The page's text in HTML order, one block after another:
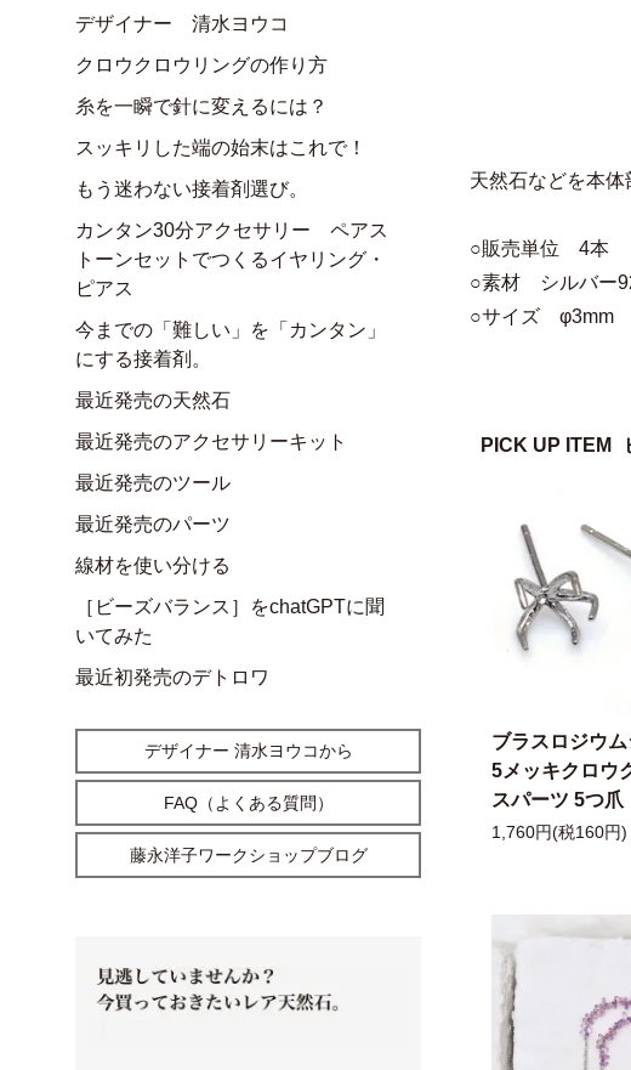
天然石などを本体
○販売単位 4本
○素材 シルバー
○サイズ φ3mm
PICK UP ITEM
ブラスロジウ
5メッキクロウ
スパーツ 5つ爪
1,760円(税160円)
デザイナー 清水ヨウコ
クロウクロウリングの作り方
糸を一瞬で針に変えるには？
スッキリした端の始末はこれで！
もう迷わない接着剤選び。
カンタン30分アクセサリー ペアス
トーンセットでつくるイヤリング・
ピアス
今までの「難しい」を「カンタン」
にする接着剤。
最近発売の天然石
最近発売のアクセサリーキット
最近発売のツール
最近発売のパーツ
線材を使い分ける
［ビーズバランス］をchatGPTに聞
いてみた
最近初発売のデトロワ
デザイナー 清水ヨウコから
FAQ（よくある質問）
藤永洋子ワークショップブログ